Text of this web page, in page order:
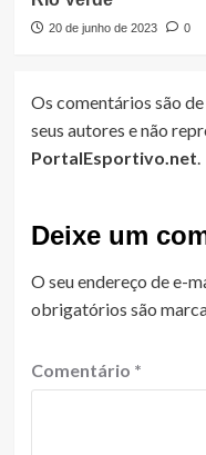
20 de junho de 2023 0
Os comentários são
seus autores e não
PortalEsportivo.net
Deixe um
O seu endereço de e-
obrigatórios são
Comentário *